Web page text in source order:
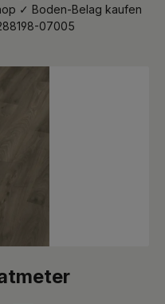
✓ Boden-Belag kaufen
07005